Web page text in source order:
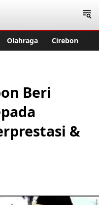
Olahraga Cirebon
Beri
&